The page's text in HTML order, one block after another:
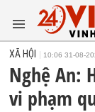
XÃ HỘI 10:06 31-08-
Nghệ An:
vi phạm